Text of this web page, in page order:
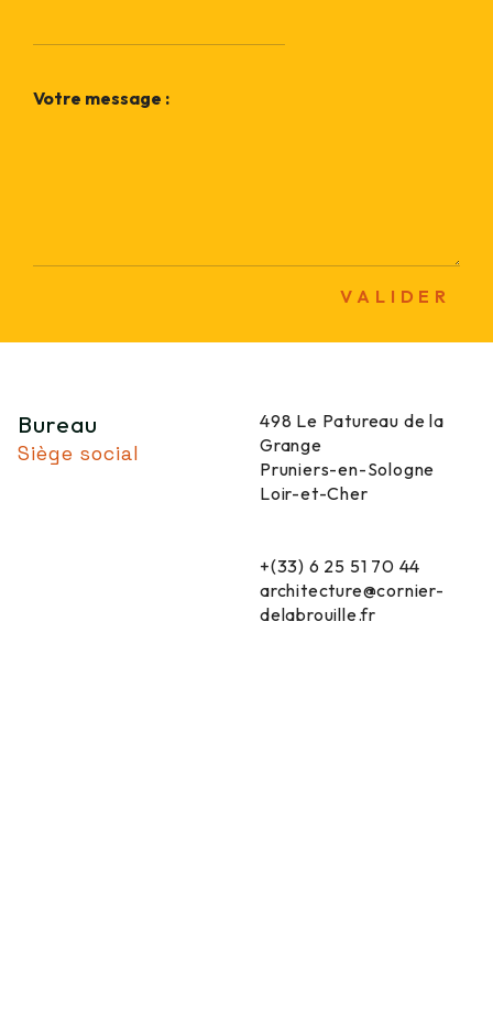
Votre message :
VALIDER
Bureau
Siège social
498 Le Patureau de la
Grange
Pruniers-en-Sologne
Loir-et-Cher
+(33) 6 25 51 70 44
architecture@cornier-
delabrouille.fr